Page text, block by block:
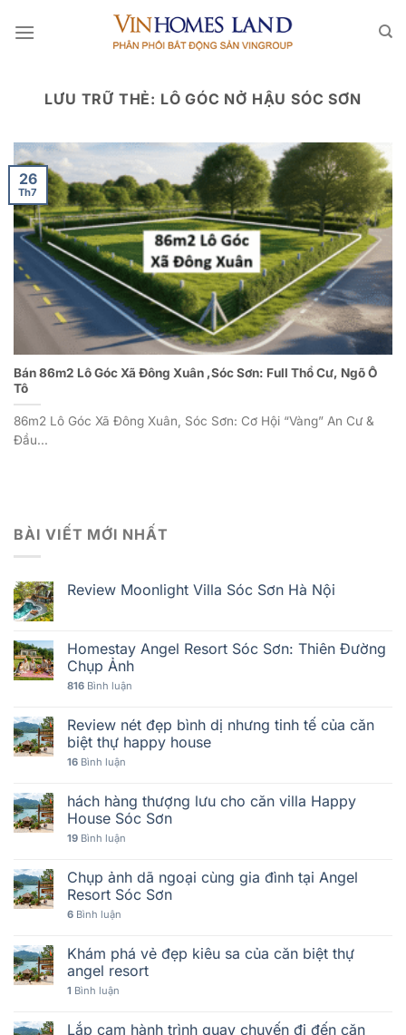
qua
LƯU TRỮ THẺ: LÔ GÓC NỞ HẬU SÓC SƠN
Bán 86m2 Lô Góc Xã Đông Xuân ,Sóc Sơn: Full Thổ Cư, Ngõ Ô
Tô
86m2 Lô Góc Xã Đông Xuân, Sóc Sơn: Cơ Hội “Vàng” An Cư &
Đầu...
26
Th7
BÀI VIẾT MỚI NHẤT
Review Moonlight Villa Sóc Sơn Hà Nội
Homestay Angel Resort Sóc Sơn: Thiên Đường
Chụp Ảnh
816 Bình luận
Review nét đẹp bình dị nhưng tinh tế của căn
biệt thự happy house
16 Bình luận
hách hàng thượng lưu cho căn villa Happy
House Sóc Sơn
19 Bình luận
Chụp ảnh dã ngoại cùng gia đình tại Angel
Resort Sóc Sơn
6 Bình luận
Khám phá vẻ đẹp kiêu sa của căn biệt thự
angel resort
1 Bình luận
Lắp cam hành trình quay chuyến đi đến căn